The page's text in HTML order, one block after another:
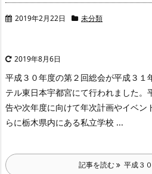
2019年2月22日 未分類
2019年8月6日
平成３０年度の第２回総会が平成３１
テル東日本宇都宮にて行われました。
告や次年度に向けて年次計画やイベン
らに栃木県内にある私立学校 ...
記事を読む 平成３